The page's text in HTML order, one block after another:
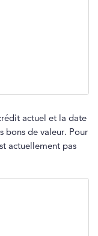
actuel et la date
bons de valeur. Pour
actuellement pas